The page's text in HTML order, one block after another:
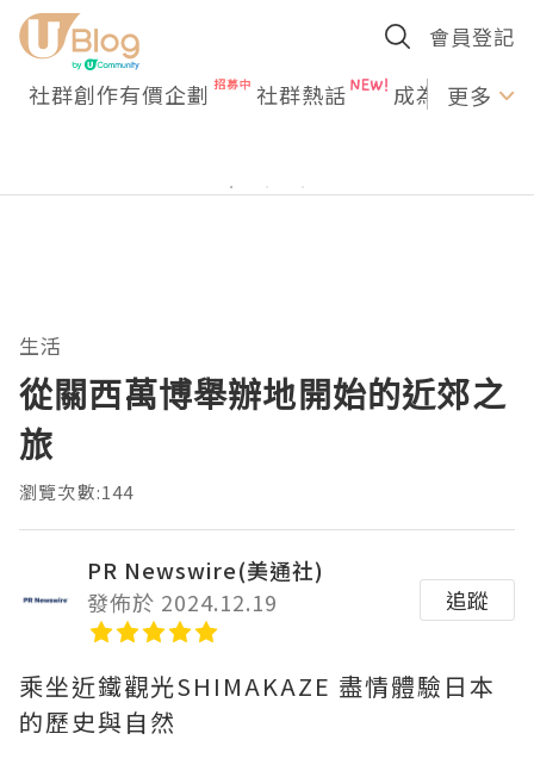
會員登記
社群創作有價企劃 社群熱話 成為U更多
生活
從關西萬博舉辦地開始的近郊之
旅
瀏覽次數:144
PR Newswire(美通社)
發佈於 2024.12.19
追蹤
乘坐近鐵觀光SHIMAKAZE 盡情體驗日本
的歷史與自然